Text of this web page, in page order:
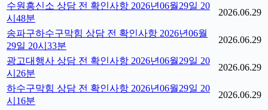
수원흥신소 상담 전 확인사항 2026년06월29일 20
시48분
2026.06.29
송파구하수구막힘 상담 전 확인사항 2026년06월
29일 20시33분
2026.06.29
광고대행사 상담 전 확인사항 2026년06월29일 20
시26분
2026.06.29
하수구막힘 상담 전 확인사항 2026년06월29일 20
시16분
2026.06.29